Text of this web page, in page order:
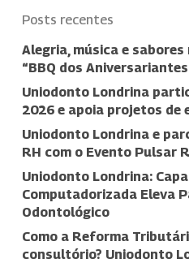
Posts recentes
Alegria, música e sabores
“BBQ dos
Uniodonto Londrina
2026 e apoia projetos de
Uniodonto Londrina e
RH com o Evento Pulsar
Uniodonto Londrina:
Computadorizada Eleva
Odontológico
Como a Reforma
consultório? Uniodonto